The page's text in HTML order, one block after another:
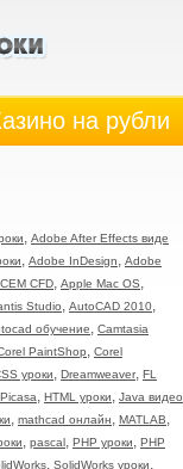
на рубли
, Adobe After Effects виде
, Adobe InDesign, Adobe
CFD, Apple Mac OS,
Studio, AutoCAD 2010,
обучение, Camtasia
PaintShop, Corel
уроки, Dreamweaver, FL
, HTML уроки, Java видео
, mathcad онлайн, MATLAB,
, pascal, PHP уроки, PHP
, SolidWorks уроки,